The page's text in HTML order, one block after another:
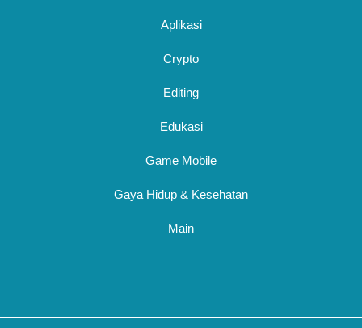
Aplikasi
Crypto
Editing
Edukasi
Game Mobile
Gaya Hidup & Kesehatan
Main